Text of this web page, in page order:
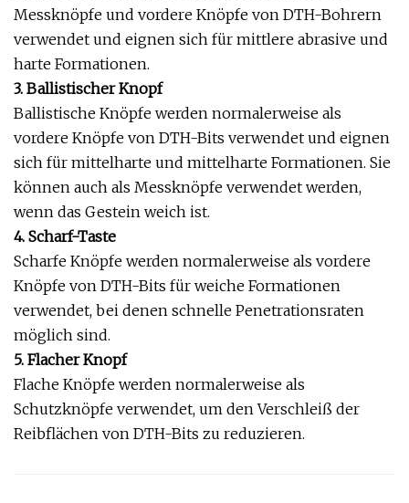
Messknöpfe und vordere Knöpfe von DTH-Bohrern
verwendet und eignen sich für mittlere abrasive und
harte Formationen.
3. Ballistischer Knopf
Ballistische Knöpfe werden normalerweise als
vordere Knöpfe von DTH-Bits verwendet und eignen
sich für mittelharte und mittelharte Formationen. Sie
können auch als Messknöpfe verwendet werden,
wenn das Gestein weich ist.
4. Scharf-Taste
Scharfe Knöpfe werden normalerweise als vordere
Knöpfe von DTH-Bits für weiche Formationen
verwendet, bei denen schnelle Penetrationsraten
möglich sind.
5. Flacher Knopf
Flache Knöpfe werden normalerweise als
Schutzknöpfe verwendet, um den Verschleiß der
Reibflächen von DTH-Bits zu reduzieren.